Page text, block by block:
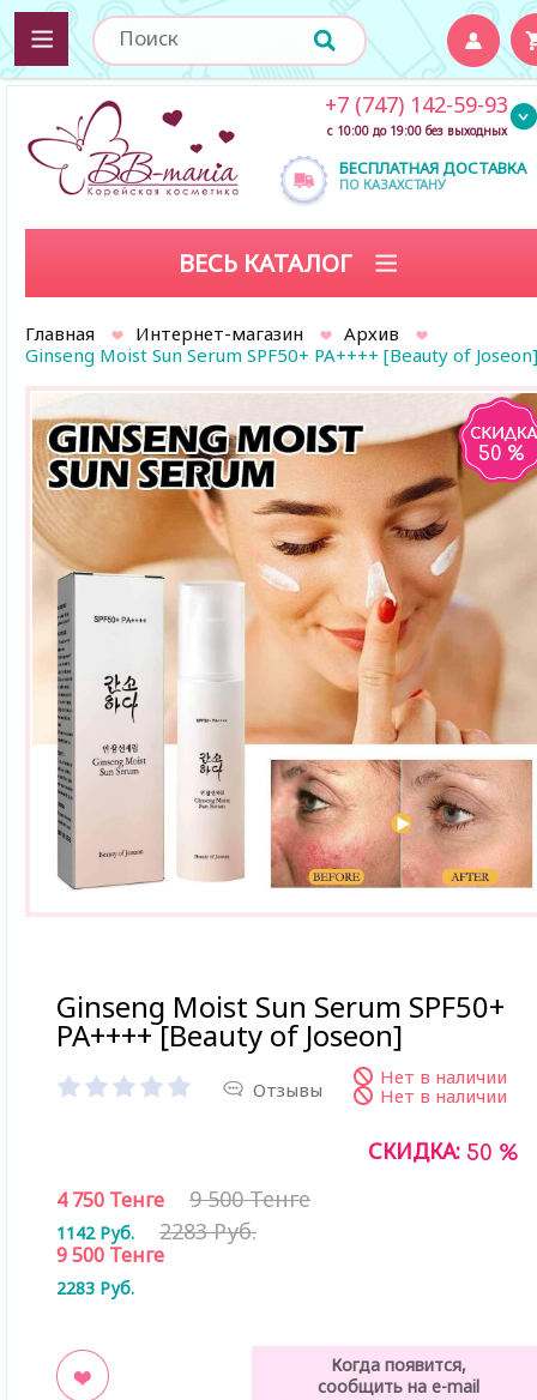
БЕСПЛАТНАЯ ДОСТАВКА
ПО КАЗАХСТАНУ
+7 (747) 142-59-93
с 10:00 до 19:00 без выходных
ВЕСЬ КАТАЛОГ
Главная Интернет-магазин
Архив
Ginseng Moist Sun Serum SPF50+ PA++++ [Beauty of Joseon]
50 %
Ginseng Moist Sun Serum SPF50+
PA++++ [Beauty of Joseon]
Отзывы
Нет в наличии
Нет в наличии
СКИДКА: 50 %
4 750 Тенге 9 500 Тенге
1142 Руб. 2283 Руб.
9 500 Тенге
2283 Руб.
Когда появится,
сообщить на e-mail